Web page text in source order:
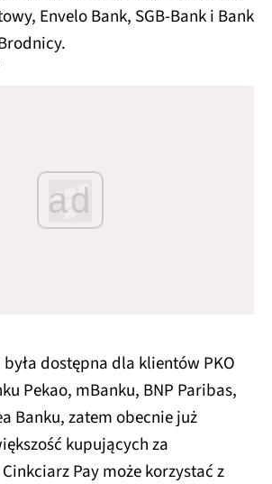
Envelo Bank, SGB-Bank i Bank
ad
dostępna dla klientów PKO
Pekao, mBanku, BNP Paribas,
Banku, zatem obecnie już
kupujących za
Pay może korzystać z